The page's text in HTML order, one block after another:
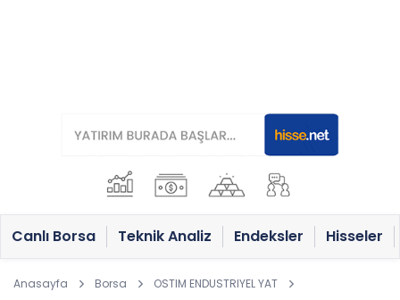
Canlı Borsa Teknik Analiz Endeksler Hisseler
Anasayfa Borsa OSTIM ENDUSTRIYEL YAT